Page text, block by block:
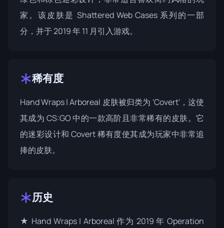
家。该皮肤是 Shattered Web Cases系列的一部
分，并于 2019 年 11 月引入游戏。
稀有度
Hand Wraps | Arboreal 皮肤被归类为 'Covert'，这使
其成为 CS:GO 中的一款高阶且非常稀有的皮肤。它
的迷彩设计和 Covert 稀有度使其成为玩家中非常追
捧的皮肤。
历史
★ Hand Wraps | Arboreal 作为 2019 年 Operation